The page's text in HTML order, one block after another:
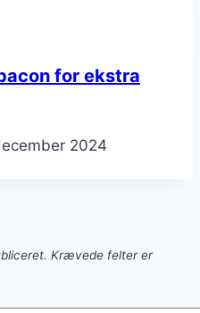
for ekstra
2024
Krævede felter er